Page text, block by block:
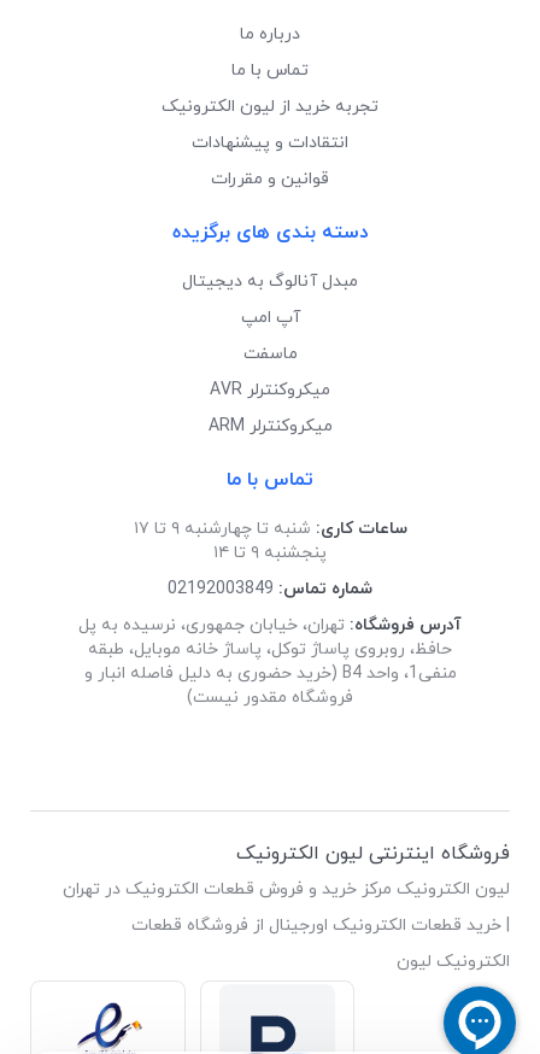
درباره ما
تماس با ما
تجربه خرید از لیون الکترونیک
انتقادات و پیشنهادات
قوانین و مقررات
دسته بندی های برگزیده
مبدل آنالوگ به دیجیتال
آپ امپ
ماسفت
میکروکنترلر AVR
میکروکنترلر ARM
تماس با ما
ساعات کاری: شنبه تا چهارشنبه ۹ تا ۱۷
پنجشنبه ۹ تا ۱۴
شماره تماس: 02192003849
آدرس فروشگاه: تهران، خیابان جمهوری، نرسیده به پل
حافظ، روبروی پاساژ توکل، پاساژ خانه موبایل، طبقه
منفی1، واحد B4 (خرید حضوری به دلیل فاصله انبار و
فروشگاه مقدور نیست)
فروشگاه اینترنتی لیون الکترونیک
لیون الکترونیک مرکز خرید و فروش قطعات الکترونیک در تهران
| خرید قطعات الکترونیک اورجینال از فروشگاه قطعات
الکترونیک لیون